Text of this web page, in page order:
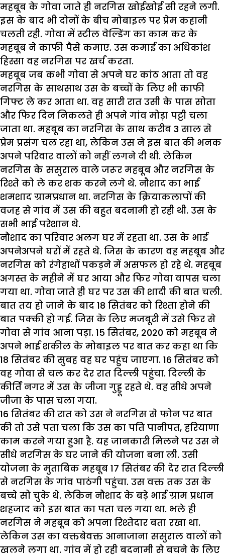
महबूब के गोवा जाते ही नरगिस खोईखोई सी रहने लगी.
इस के बाद भी दोनों के बीच मोबाइल पर प्रेम कहानी
चलती रही. गोवा में स्टील वेल्डिंग का काम कर के
महबूब ने काफी पैसे कमाए. उस कमाई का अधिकांश
हिस्सा वह नरगिस पर खर्च करता.
महबूब जब कभी गोवा से अपने घर कांठ आता तो वह
नरगिस के साथसाथ उस के बच्चों के लिए भी काफी
गिफ्ट ले कर आता था. वह सारी रात उसी के पास सोता
और फिर दिन निकलते ही अपने गांव मोड़ा पट्टी चला
जाता था. महबूब का नरगिस के साथ करीब 3 साल से
प्रेम प्रसंग चल रहा था, लेकिन उस ने इस बात की भनक
अपने परिवार वालों को नहीं लगने दी थी. लेकिन
नरगिस के ससुराल वाले जरूर महबूब और नरगिस के
रिश्ते को ले कर शक करने लगे थे. नौशाद का भाई
शमशाद ग्रामप्रधान था. नरगिस के क्रियाकलापों की
वजह से गांव में उस की बहुत बदनामी हो रही थी. उस के
सभी भाई परेशान थे.
नौशाद का परिवार अलग घर में रहता था. उस के भाई
अपनेअपने घरों में रहते थे. जिस के कारण वह महबूब और
नरगिस को रंगेहाथों पकड़ने में असफल हो रहे थे. महबूब
अगस्त के महीने में घर आया और फिर गोवा वापस चला
गया था. गोवा जाते ही घर पर उस की शादी की बात चली.
बात तय हो जाने के बाद 18 सितंबर को रिश्ता होने की
बात पक्की हो गई. जिस के लिए मजबूरी में उसे फिर से
गोवा से गांव आना पड़ा. 15 सितंबर, 2020 को महबूब ने
अपने भाई शकील के मोबाइल पर बात कर कहा था कि
18 सितंबर की सुबह वह घर पहुंच जाएगा. 16 सितंबर को
वह गोवा से चल कर देर रात दिल्ली पहुंचा. दिल्ली के
कीर्ति नगर में उस के जीजा गुड्डू रहते थे. वह सीधे अपने
जीजा के पास चला गया.
16 सितंबर की रात को उस ने नरगिस से फोन पर बात
की तो उसे पता चला कि उस का पति पानीपत, हरियाणा
काम करने गया हुआ है. यह जानकारी मिलने पर उस ने
सीधे नरगिस के घर जाने की योजना बना ली. उसी
योजना के मुताबिक महबूब 17 सितंबर की देर रात दिल्ली
से नरगिस के गांव पाठंगी पहुंचा. उस वक्त तक उस के
बच्चे सो चुके थे. लेकिन नौशाद के बड़े भाई ग्राम प्रधान
शहजाद को इस बात का पता चल गया था. भले ही
नरगिस ने महबूब को अपना रिश्तेदार बता रखा था.
लेकिन उस का वक्तबेवक्त आनाजाना ससुराल वालों को
खलने लगा था. गांव में हो रही बदनामी से बचने के लिए